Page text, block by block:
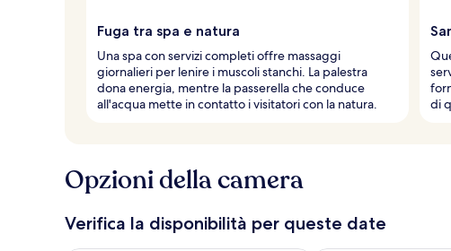
Fuga tra spa e natura
Una spa con servizi completi offre massaggi
giornalieri per lenire i muscoli stanchi. La palestra
dona energia, mentre la passerella che conduce
all'acqua mette in contatto i visitatori con la natura.
di
Opzioni della camera
Verifica la disponibilità per queste date